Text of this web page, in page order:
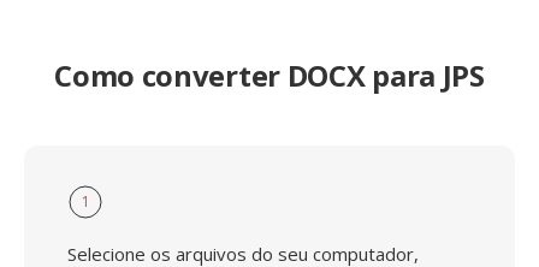
Como converter DOCX para JPS
1
Selecione os arquivos do seu computador,